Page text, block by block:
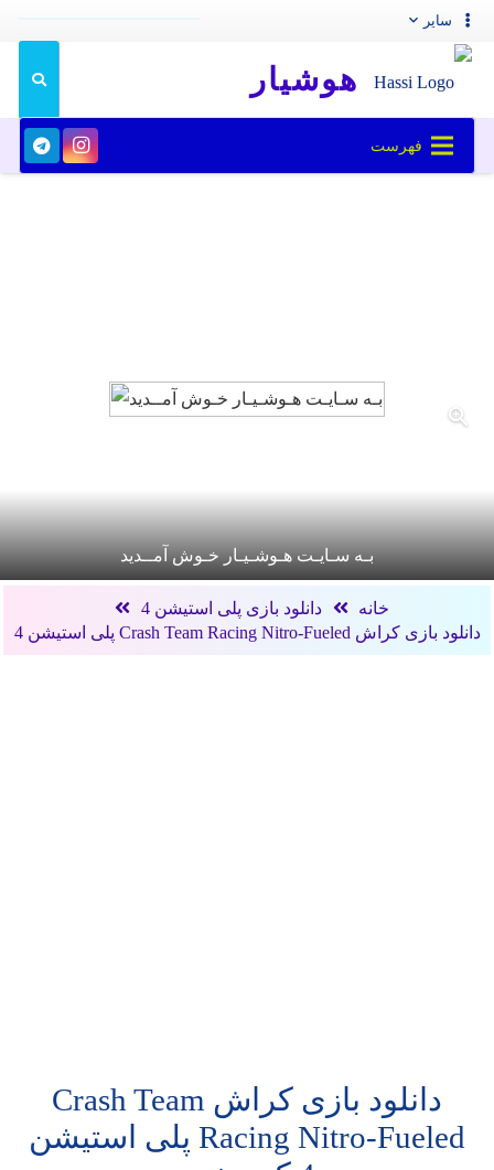
سایر
هوشیار
فهرست
بـه سـایـت هـوشـیـار خـوش آمــدید
خانه
دانلود بازی پلی استیشن 4
دانلود بازی کراش Crash Team Racing Nitro-Fueled پلی استیشن 4
دانلود بازی کراش Crash Team
Racing Nitro-Fueled پلی استیشن